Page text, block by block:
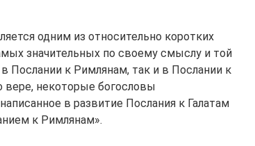
одним из относительно коротких
значительных по своему смыслу и той
Послании к Римлянам, так и в Послании к
вере, некоторые богословы
в развитие Послания к Галатам
к Римлянам».